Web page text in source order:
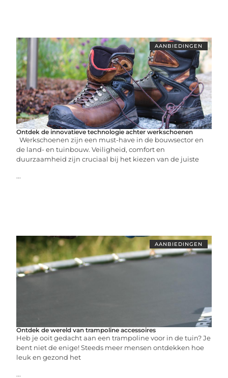
AANBIEDINGEN
Ontdek de innovatieve technologie achter werkschoenen
Werkschoenen zijn een must-have in de bouwsector en
de land- en tuinbouw. Veiligheid, comfort en
duurzaamheid zijn cruciaal bij het kiezen van de juiste
...
AANBIEDINGEN
Ontdek de wereld van trampoline accessoires
Heb je ooit gedacht aan een trampoline voor in de tuin? Je
bent niet de enige! Steeds meer mensen ontdekken hoe
leuk en gezond het
...